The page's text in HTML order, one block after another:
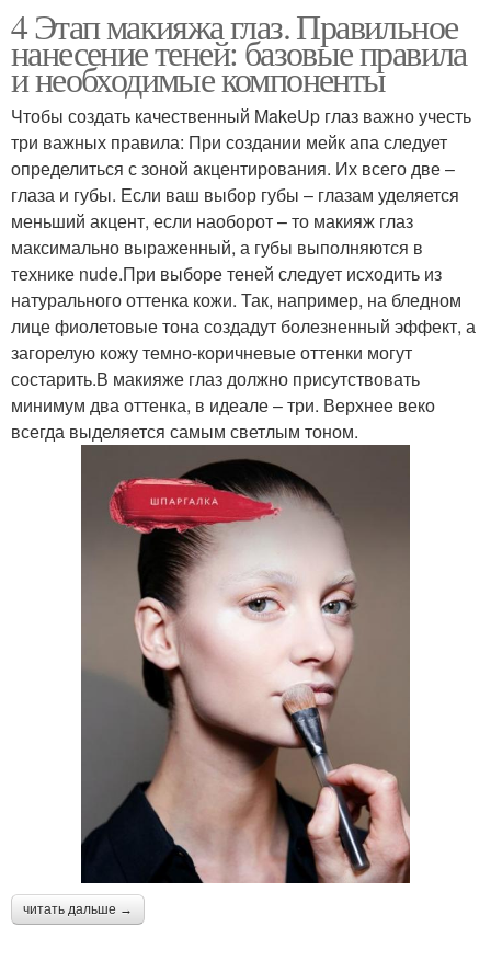
4 Этап макияжа глаз. Правильное
нанесение теней: базовые правила
и необходимые компоненты
Чтобы создать качественный MakeUp глаз важно учесть
три важных правила: При создании мейк апа следует
определиться с зоной акцентирования. Их всего две –
глаза и губы. Если ваш выбор губы – глазам уделяется
меньший акцент, если наоборот – то макияж глаз
максимально выраженный, а губы выполняются в
технике nude.При выборе теней следует исходить из
натурального оттенка кожи. Так, например, на бледном
лице фиолетовые тона создадут болезненный эффект, а
загорелую кожу темно-коричневые оттенки могут
состарить.В макияже глаз должно присутствовать
минимум два оттенка, в идеале – три. Верхнее веко
всегда выделяется самым светлым тоном.
читать дальше →